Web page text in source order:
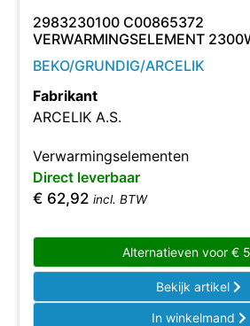
2983230100 C00865372
VERWARMINGSELEMENT
BEKO/GRUNDIG/ARCELIK
Fabrikant
ARCELIK A.S.
Verwarmingselementen
Direct leverbaar
€ 62,92 incl. BTW
Alternatieven voor €
Bekijk artikel
In winkelmand